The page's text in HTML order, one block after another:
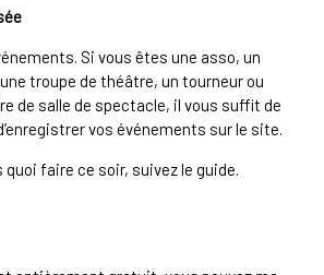
Si vous êtes une asso, un
troupe de théâtre, un tourneur ou
de salle de spectacle, il vous suffit de
vos événements sur le site.
quoi faire ce soir, suivez le guide.